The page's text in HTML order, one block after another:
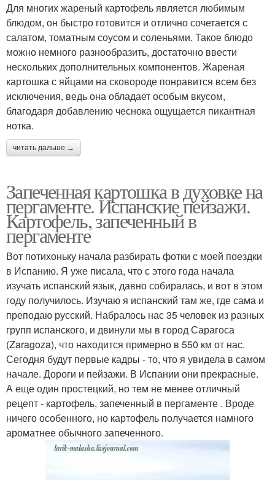
Для многих жареный картофель является любимым
блюдом, он быстро готовится и отлично сочетается с
салатом, томатным соусом и соленьями. Такое блюдо
можно немного разнообразить, достаточно ввести
нескольких дополнительных компонентов. Жареная
картошка с яйцами на сковороде понравится всем без
исключения, ведь она обладает особым вкусом,
благодаря добавлению чеснока ощущается пикантная
нотка.
читать дальше →
Запеченная картошка в духовке на
пергаменте. Испанские пейзажи.
Картофель, запеченный в
пергаменте
Вот потихоньку начала разбирать фотки с моей поездки
в Испанию. Я уже писала, что с этого года начала
изучать испанский язык, давно собиралась, и вот в этом
году получилось. Изучаю я испанский там же, где сама и
преподаю русский. Набралось нас 35 человек из разных
групп испанского, и двинули мы в город Сарагоса
(Zaragoza), что находится примерно в 550 км от нас.
Сегодня будут первые кадры - то, что я увидела в самом
начале. Дороги и пейзажи. В Испании они прекрасные.
А еще один простецкий, но тем не менее отличный
рецепт - картофель, запеченный в пергаменте . Вроде
ничего особенного, но картофель получается намного
ароматнее обычного запеченного.